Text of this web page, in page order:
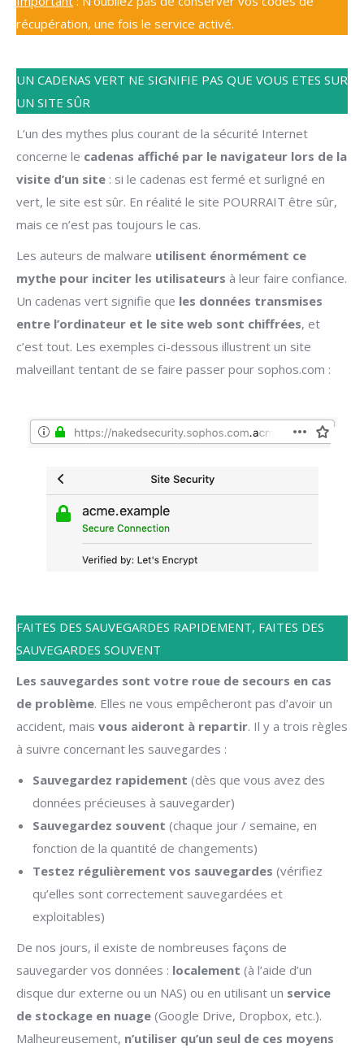
récupération, une fois le service activé.
UN CADENAS VERT NE SIGNIFIE PAS QUE VOUS ETES SUR
UN SITE SÛR
L’un des mythes plus courant de la sécurité Internet
concerne le cadenas affiché par le navigateur lors de la
visite d’un site : si le cadenas est fermé et surligné en
vert, le site est sûr. En réalité le site POURRAIT être sûr,
mais ce n’est pas toujours le cas.
Les auteurs de malware utilisent énormément ce
mythe pour inciter les utilisateurs à leur faire confiance.
Un cadenas vert signifie que les données transmises
entre l’ordinateur et le site web sont chiffrées, et
c’est tout. Les exemples ci-dessous illustrent un site
malveillant tentant de se faire passer pour sophos.com :
FAITES DES SAUVEGARDES RAPIDEMENT, FAITES DES
SAUVEGARDES SOUVENT
Les sauvegardes sont votre roue de secours en cas
de problème. Elles ne vous empêcheront pas d’avoir un
accident, mais vous aideront à repartir. Il y a trois règles
à suivre concernant les sauvegardes :
Sauvegardez rapidement (dès que vous avez des
données précieuses à sauvegarder)
Sauvegardez souvent (chaque jour / semaine, en
fonction de la quantité de changements)
Testez régulièrement vos sauvegardes (vérifiez
qu’elles sont correctement sauvegardées et
exploitables)
De nos jours, il existe de nombreuses façons de
sauvegarder vos données : localement (à l’aide d’un
disque dur externe ou un NAS) ou en utilisant un service
de stockage en nuage (Google Drive, Dropbox, etc.).
Malheureusement, n’utiliser qu’un seul de ces moyens